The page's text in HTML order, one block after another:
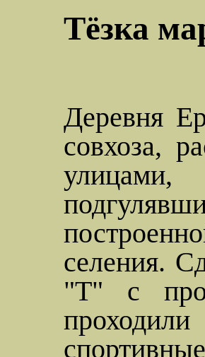
Тёзка
Деревня
совхоза,
селения.
"Т" с